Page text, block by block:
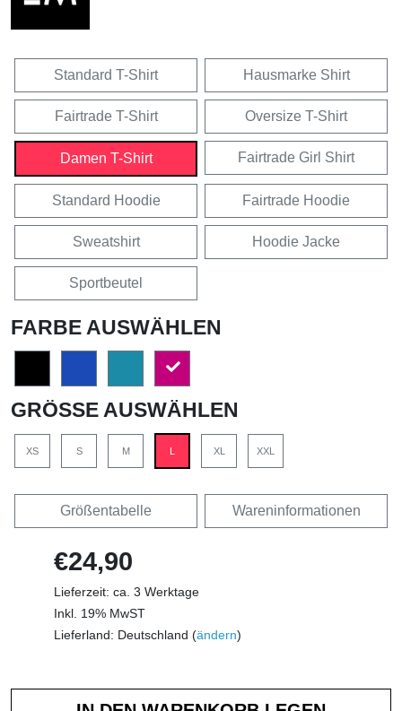
Standard T-Shirt Hausmarke Shirt
Fairtrade T-Shirt Oversize T-Shirt
Damen T-Shirt Fairtrade Girl Shirt
Standard Hoodie Fairtrade Hoodie
Sweatshirt Hoodie Jacke
Sportbeutel
FARBE AUSWÄHLEN
GRÖSSE AUSWÄHLEN
XS S M L XL XXL
Größentabelle Wareninformationen
€24,90
Lieferzeit: ca. 3 Werktage
Inkl. 19% MwST
Lieferland: Deutschland (ändern)